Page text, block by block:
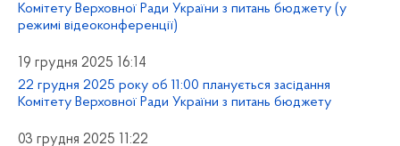
Комітету Верховної Ради України з питань бюджету (у
режимі відеоконференції)
19 грудня 2025 16:14
22 грудня 2025 року об 11:00 планується засідання
Комітету Верховної Ради України з питань бюджету
03 грудня 2025 11:22